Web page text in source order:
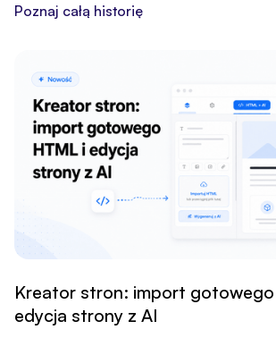
wykonujesz zwrot ręcznie.
Poznaj całą historię
Kreator stron: import
edycja strony z AI